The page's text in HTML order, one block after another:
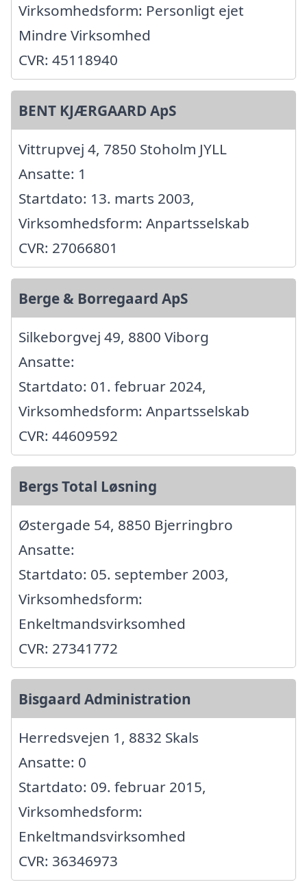
Virksomhedsform: Personligt ejet
Mindre Virksomhed
CVR: 45118940
BENT KJÆRGAARD ApS
Vittrupvej 4, 7850 Stoholm JYLL
Ansatte: 1
Startdato: 13. marts 2003,
Virksomhedsform: Anpartsselskab
CVR: 27066801
Berge & Borregaard ApS
Silkeborgvej 49, 8800 Viborg
Ansatte:
Startdato: 01. februar 2024,
Virksomhedsform: Anpartsselskab
CVR: 44609592
Bergs Total Løsning
Østergade 54, 8850 Bjerringbro
Ansatte:
Startdato: 05. september 2003,
Virksomhedsform:
Enkeltmandsvirksomhed
CVR: 27341772
Bisgaard Administration
Herredsvejen 1, 8832 Skals
Ansatte: 0
Startdato: 09. februar 2015,
Virksomhedsform:
Enkeltmandsvirksomhed
CVR: 36346973